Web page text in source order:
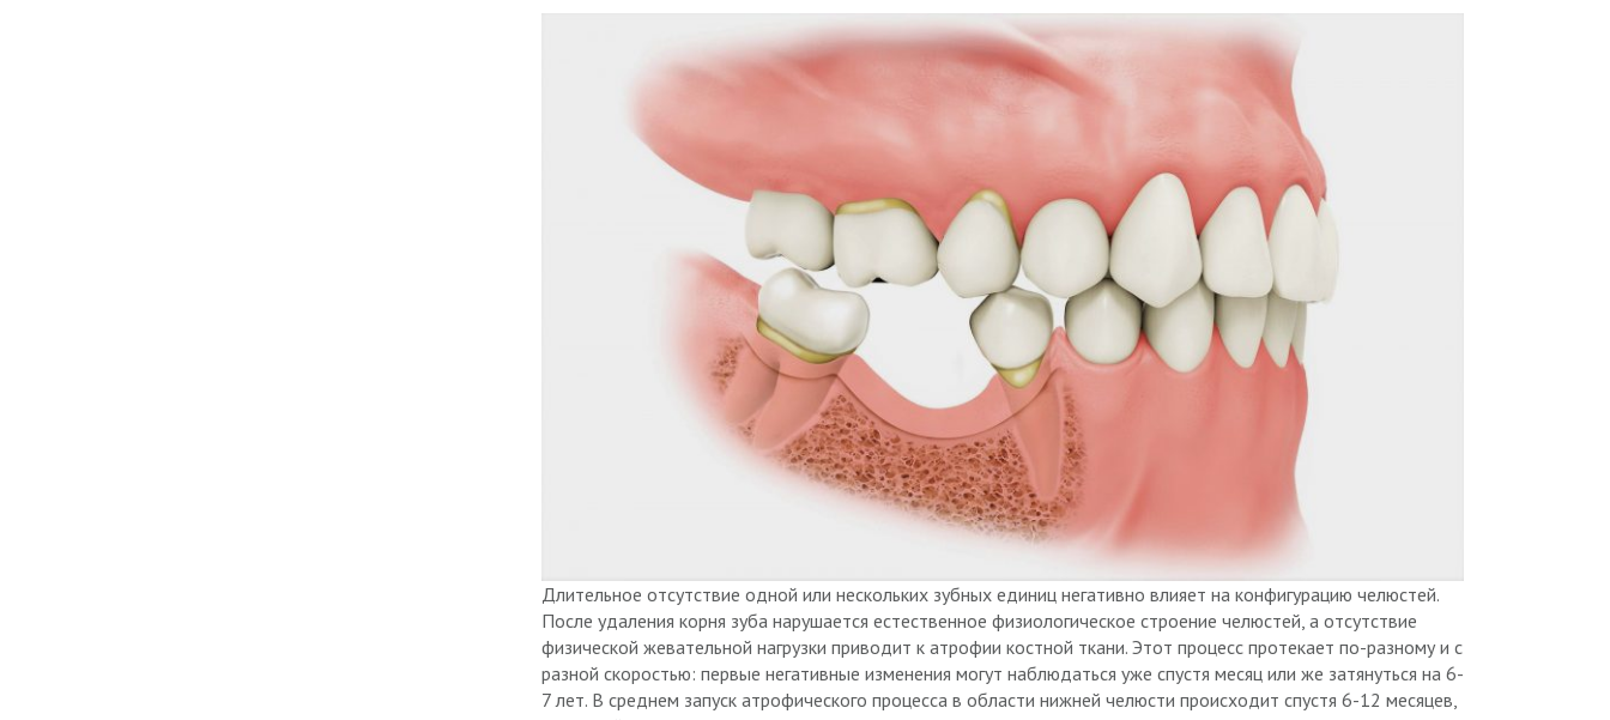
Длительное отсутствие одной или нескольких зубных единиц негативно влияет на конфигурацию челюстей.
После удаления корня зуба нарушается естественное физиологическое строение челюстей, а отсутствие
физической жевательной нагрузки приводит к атрофии костной ткани. Этот процесс протекает по-разному и с
разной скоростью: первые негативные изменения могут наблюдаться уже спустя месяц или же затянуться на 6-
7 лет. В среднем запуск атрофического процесса в области нижней челюсти происходит спустя 6-12 месяцев,